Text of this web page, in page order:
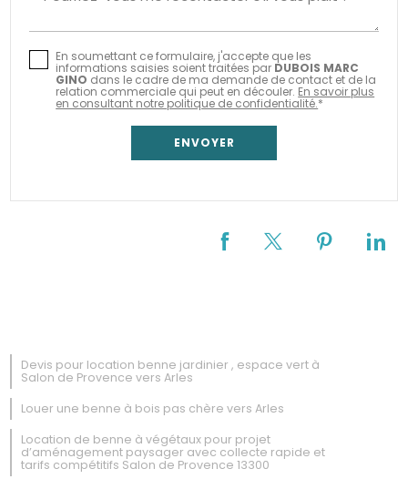
En soumettant ce formulaire, j'accepte que les
informations saisies soient traitées par DUBOIS MARC
GINO dans le cadre de ma demande de contact et de la
relation commerciale qui peut en découler. En savoir plus
en consultant notre politique de confidentialité.*
Devis pour location benne jardinier , espace vert à
Salon de Provence vers Arles
Louer une benne à bois pas chère vers Arles
Location de benne à végétaux pour projet
d’aménagement paysager avec collecte rapide et
tarifs compétitifs Salon de Provence 13300